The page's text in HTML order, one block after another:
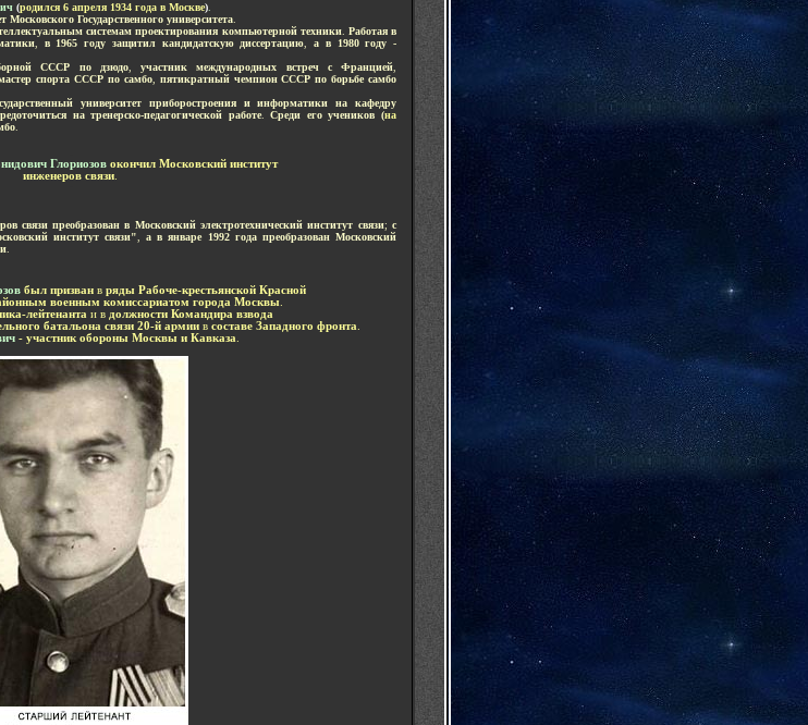
(родился 6 апреля 1934 года в Москве)
Государственного университета
системам проектирования компьютерной техники. Работая в
, в 1965 году защитил кандидатскую диссертацию ,а в 1980 году -
СССР по дзюдо,участник международных встреч с Францией
спорта СССР по самбо,
пятикратный чемпион СССР по борьбе самбо
университет приборостроения и информатики на кафедру
на тренерско-педагогической работе.Среди его учеников (на
Глориозов окончил Московский институт
инженеров связи
связи преобразован в Московский электротехнический институт связи; с
институт связи" ,а в январе 1992 года преобразован Московский
был призван в ряды Рабоче-крестьянской Красной
военным комиссариатом города Москвы.
лейтенанта и в должности Командира взвода
батальона связи 20-й армии в составе Западного фронта
- участник обороны Москвы и Кавказа